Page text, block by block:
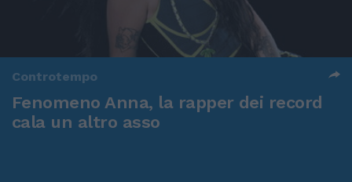
Controtempo
Fenomeno Anna, la rapper dei record
cala un altro asso